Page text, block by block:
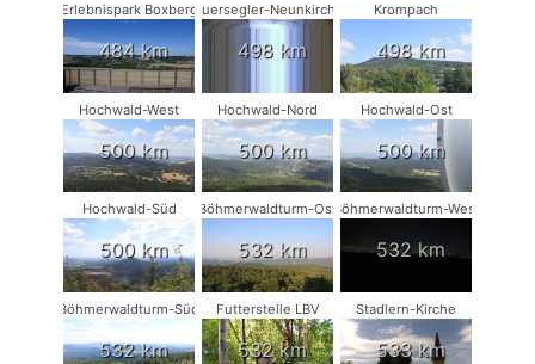
Erlebnispark Boxberg
484 km
Mauersegler-Neunkirchen
498 km
Krompach
498 km
Hochwald-West
500 km
Hochwald-Nord
500 km
Hochwald-Ost
500 km
Hochwald-Süd
500 km
Böhmerwaldturm-Ost
532 km
Böhmerwaldturm-West
532 km
Böhmerwaldturm-Süd
532 km
Futterstelle LBV
532 km
Stadlern-Kirche
533 km